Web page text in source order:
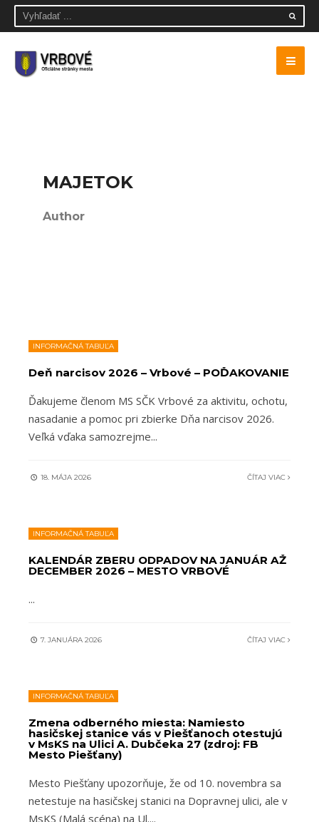
MAJETOK
Author
INFORMAČNÁ TABUĽA
Deň narcisov 2026 – Vrbové – POĎAKOVANIE
Ďakujeme členom MS SČK Vrbové za aktivitu, ochotu,
nasadanie a pomoc pri zbierke Dňa narcisov 2026.
Veľká vďaka samozrejme...
18. MÁJA 2026 ČÍTAJ VIAC
INFORMAČNÁ TABUĽA
KALENDÁR ZBERU ODPADOV NA JANUÁR AŽ
DECEMBER 2026 – MESTO VRBOVÉ
...
7. JANUÁRA 2026 ČÍTAJ VIAC
INFORMAČNÁ TABUĽA
Zmena odberného miesta: Namiesto
hasičskej stanice vás v Piešťanoch otestujú
v MsKS na Ulici A. Dubčeka 27 (zdroj: FB
Mesto Piešťany)
Mesto Piešťany upozorňuje, že od 10. novembra sa
netestuje na hasičskej stanici na Dopravnej ulici, ale v
MsKS (Malá scéna) na Ul....